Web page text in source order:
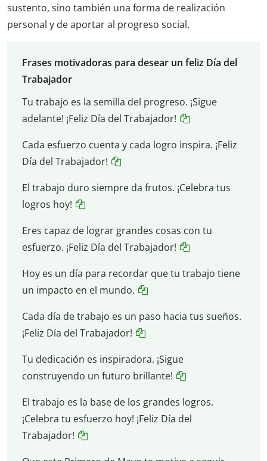
sustento, sino también una forma de realización
personal y de aportar al progreso social.
Frases motivadoras para desear un feliz Día del
Trabajador
Tu trabajo es la semilla del progreso. ¡Sigue
adelante! ¡Feliz Día del Trabajador!
Cada esfuerzo cuenta y cada logro inspira. ¡Feliz
Día del Trabajador!
El trabajo duro siempre da frutos. ¡Celebra tus
logros hoy!
Eres capaz de lograr grandes cosas con tu
esfuerzo. ¡Feliz Día del Trabajador!
Hoy es un día para recordar que tu trabajo tiene
un impacto en el mundo.
Cada día de trabajo es un paso hacia tus sueños.
¡Feliz Día del Trabajador!
Tu dedicación es inspiradora. ¡Sigue
construyendo un futuro brillante!
El trabajo es la base de los grandes logros.
¡Celebra tu esfuerzo hoy! ¡Feliz Día del
Trabajador!